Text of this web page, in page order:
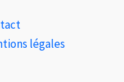
légales